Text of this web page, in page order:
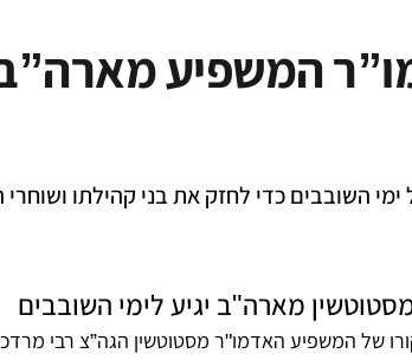
המשפיע
השובבים כדי לחזק את בני קהילתו ושוחרי
מארה"ב יגיע לימי השובבים
של המשפיע האדמו"ר מסטוטשין הגה”צ רבי